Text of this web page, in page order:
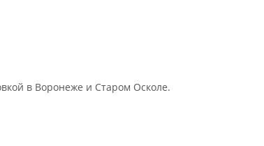
в Воронеже и Старом Осколе.